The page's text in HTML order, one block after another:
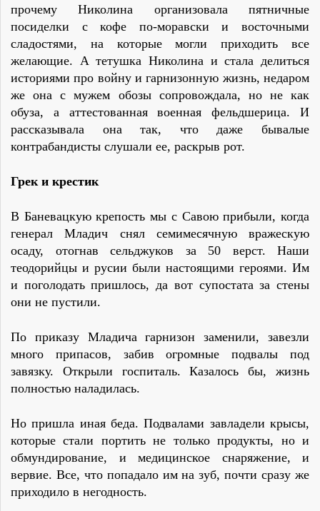
прочему Николина организовала пятничные
посиделки с кофе по-моравски и восточными
сладостями, на которые могли приходить все
желающие. А тетушка Николина и стала делиться
историями про войну и гарнизонную жизнь, недаром
же она с мужем обозы сопровождала, но не как
обуза, а аттестованная военная фельдшерица. И
рассказывала она так, что даже бывалые
контрабандисты слушали ее, раскрыв рот.
Грек и крестик
В Баневацкую крепость мы с Савою прибыли, когда
генерал Младич снял семимесячную вражескую
осаду, отогнав сельджуков за 50 верст. Наши
теодорийцы и русии были настоящими героями. Им
и поголодать пришлось, да вот супостата за стены
они не пустили.
По приказу Младича гарнизон заменили, завезли
много припасов, забив огромные подвалы под
завязку. Открыли госпиталь. Казалось бы, жизнь
полностью наладилась.
Но пришла иная беда. Подвалами завладели крысы,
которые стали портить не только продукты, но и
обмундирование, и медицинское снаряжение, и
вервие. Все, что попадало им на зуб, почти сразу же
приходило в негодность.